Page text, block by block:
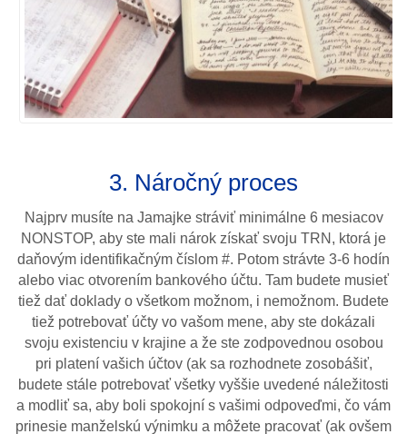
3. Náročný proces
Najprv musíte na Jamajke stráviť minimálne 6 mesiacov
NONSTOP, aby ste mali nárok získať svoju TRN, ktorá je
daňovým identifikačným číslom #. Potom strávte 3-6 hodín
alebo viac otvorením bankového účtu. Tam budete musieť
tiež dať doklady o všetkom možnom, i nemožnom. Budete
tiež potrebovať účty vo vašom mene, aby ste dokázali
svoju existenciu v krajine a že ste zodpovednou osobou
pri platení vašich účtov (ak sa rozhodnete zosobášiť,
budete stále potrebovať všetky vyššie uvedené náležitosti
a modliť sa, aby boli spokojní s vašimi odpoveďmi, čo vám
prinesie manželskú výnimku a môžete pracovať (ak ovšem